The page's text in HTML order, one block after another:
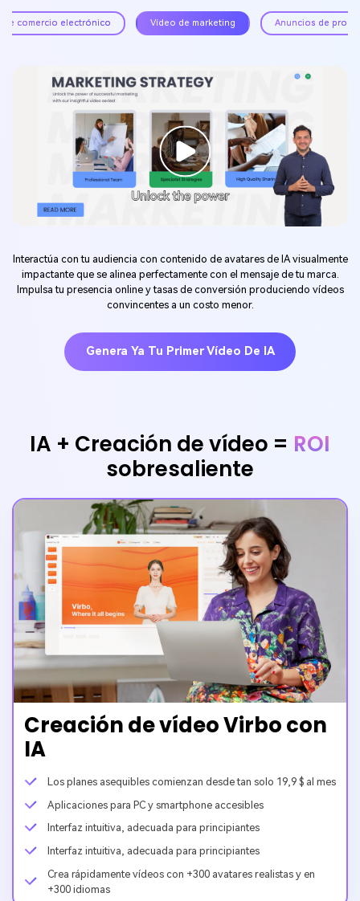
de comercio electrónico Vídeo de marketing Anuncios de
Interactúa con tu audiencia con contenido de avatares de IA visualmente
impactante que se alinea perfectamente con el mensaje de tu marca.
Impulsa tu presencia online y tasas de conversión produciendo vídeos
convincentes a un costo menor.
Genera Ya Tu Primer Vídeo De IA
IA + Creación de vídeo = ROI
sobresaliente
Creación de vídeo Virbo con
IA
Los planes asequibles comienzan desde tan solo 19,9 $ al mes
Aplicaciones para PC y smartphone accesibles
Interfaz intuitiva, adecuada para principiantes
Interfaz intuitiva, adecuada para principiantes
Crea rápidamente vídeos con +300 avatares realistas y en
+300 idiomas